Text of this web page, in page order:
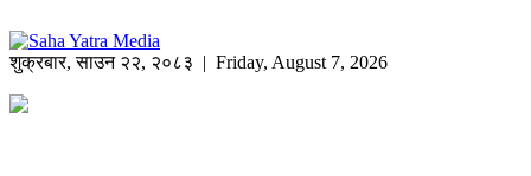
शुक्रबार,साउन २२, २०८३ | Friday, August 7, 2026